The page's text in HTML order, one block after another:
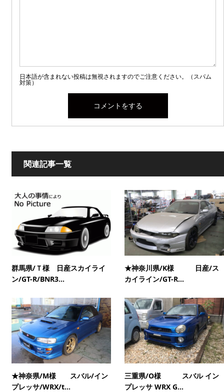
日本語が含まれない投稿は無視されますのでご注意ください。（スパム
対策）
関連記事一覧
群馬県/Ｔ様 日産スカイライ
ン/GT-R/BNR3...
★神奈川県/K様 日産/ス
カイライン/GT-R...
★神奈県/M様 スバル/イン
プレッサ/WRX/t...
三重県/O様 スバル イン
プレッサ WRX G...